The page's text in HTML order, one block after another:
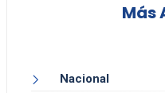
Más
Nacional